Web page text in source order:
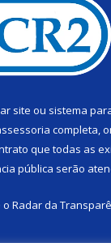
site ou sistema
completa,
que todas as
pública serão
o Radar da